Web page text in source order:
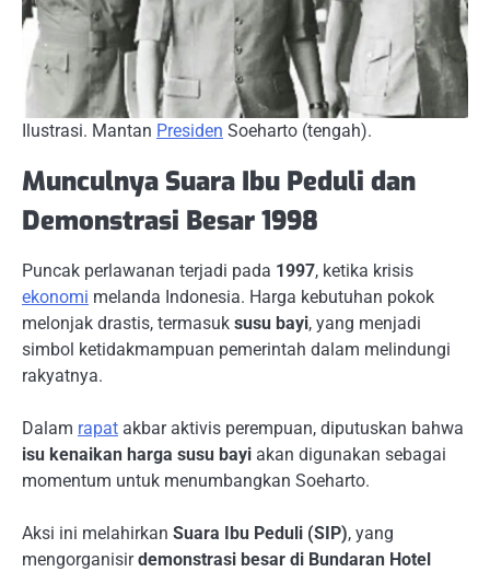
Ilustrasi. Mantan Presiden Soeharto (tengah).
Munculnya Suara Ibu Peduli dan
Demonstrasi Besar 1998
Puncak perlawanan terjadi pada 1997, ketika krisis
ekonomi melanda Indonesia. Harga kebutuhan pokok
melonjak drastis, termasuk susu bayi, yang menjadi
simbol ketidakmampuan pemerintah dalam melindungi
rakyatnya.
Dalam rapat akbar aktivis perempuan, diputuskan bahwa
isu kenaikan harga susu bayi akan digunakan sebagai
momentum untuk menumbangkan Soeharto.
Aksi ini melahirkan Suara Ibu Peduli (SIP), yang
mengorganisirdemonstrasi besar di Bundaran Hotel